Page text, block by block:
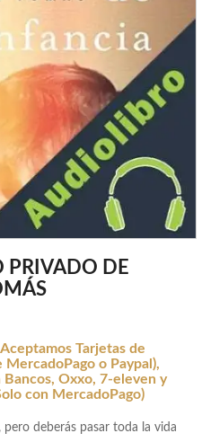
PRIVADO DE
Tarjetas de
o Paypal),
Oxxo, 7-eleven y
con MercadoPago)
deberás pasar toda la vida